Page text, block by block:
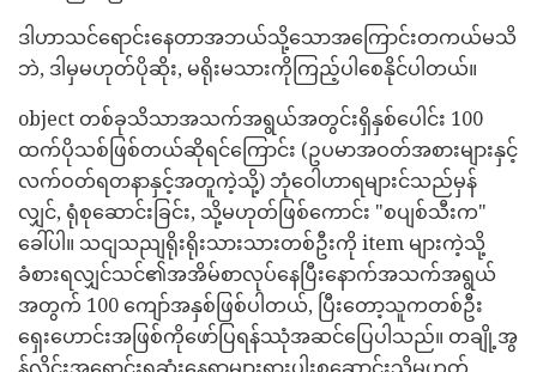
ဒါဟာသင်ရောင်းနေတာအဘယ်သို့သောအကြောင်းတကယ်မသိ
ဘဲ, ဒါမှမဟုတ်ပိုဆိုး, မရိုးမသားကိုကြည့်ပါစေနိုင်ပါတယ်။
object တစ်ခုသိသာအသက်အရွယ်အတွင်းရှိနှစ်ပေါင်း 100
ထက်ပိုသစ်ဖြစ်တယ်ဆိုရင်ကြောင်း (ဥပမာအဝတ်အစားများနှင့်
လက်ဝတ်ရတနာနှင့်အတူကဲ့သို့) ဘုံဝေါဟာရများင်သည်မှန်
လျှင်, ရုံစုဆောင်းခြင်း, သို့မဟုတ်ဖြစ်ကောင်း "စပျစ်သီးက"
ခေါ်ပါ။ သငျသညျရိုးရိုးသားသားတစ်ဦးကို item များကဲ့သို့
ခံစားရလျှင်သင်၏အအိမ်စာလုပ်နေပြီးနောက်အသက်အရွယ်
အတွက် 100 ကျော်အနှစ်ဖြစ်ပါတယ်, ပြီးတော့သူကတစ်ဦး
ရှေးဟောင်းအဖြစ်ကိုဖော်ပြရန်ဿုံအဆင်ပြေပါသည်။ တချို့အွ